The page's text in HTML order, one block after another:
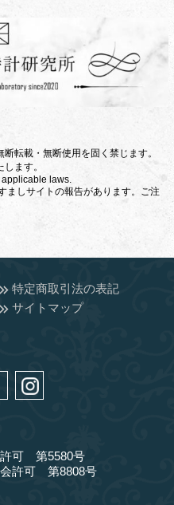
転載・無断使用を固く禁じます。
ます。
laws.
しサイトの報告があります。ご注
特定商取引法の表記
サイトマップ
許可 第5580号
会許可 第8808号